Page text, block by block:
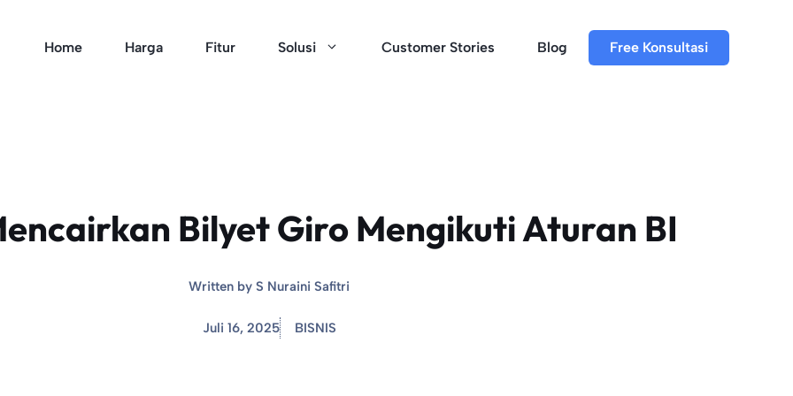
Home Harga Fitur Solusi Customer Stories Blog Free Konsultasi
Bilyet Giro Mengikuti Aturan BI
Written by S Nuraini Safitri
Juli 16, 2025 BISNIS